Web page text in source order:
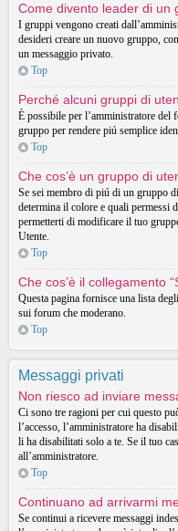
Come divento leader di un
I gruppi vengono creati
desideri creare un nuovo gruppo,
un messaggio privato.
Top
Perché alcuni gruppi di
È possibile per l’amministratore del
gruppo per rendere piú semplice
Top
Che cos’è un gruppo di
Se sei membro di piú di un gruppo
determina il colore e quali permessi
permetterti di modificare il tuo
Utente.
Top
Che cos’è il collegamento
Questa pagina fornisce una lista
sui forum che moderano.
Top
Messaggi privati
Non riesco ad inviare
Ci sono tre ragioni per cui questo
l’accesso, l’amministratore ha
li ha disabilitati solo a te. Se il tuo
all’amministratore.
Top
Continuano ad arrivarmi
Se continui a ricevere messaggi